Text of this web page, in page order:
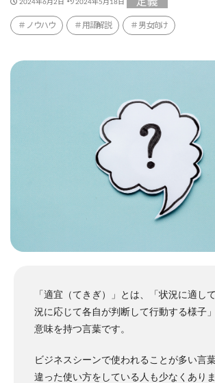
2024年6月2日 2024年5月18日
ノウハウ 用語解説 男女向け
「適宜（てきぎ）」とは、「状況に適し
況に応じて各自が判断して行動する様子
意味を持つ言葉です。
ビジネスシーンで使われることが多い言
違った使い方をしている人も少なくありま